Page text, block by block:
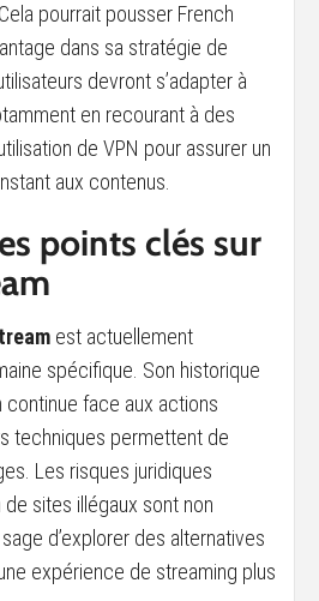
pourrait pousser French
dans sa stratégie de
devront s’adapter à
en recourant à des
de VPN pour assurer un
aux contenus.
points clés sur
est actuellement
spécifique. Son historique
continue face aux actions
techniques permettent de
Les risques juridiques
de sites illégaux sont non
d’explorer des alternatives
expérience de streaming plus